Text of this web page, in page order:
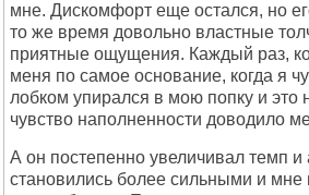
мне. Дискомфорт еще остался, но
то же время довольно властные
приятные ощущения. Каждый раз,
меня по самое основание, когда я
лобком упирался в мою попку и это
чувство наполненности доводило
А он постепенно увеличивал темп и
становились более сильными и